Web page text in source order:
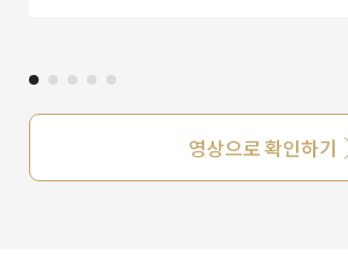
영상으로 확인하기